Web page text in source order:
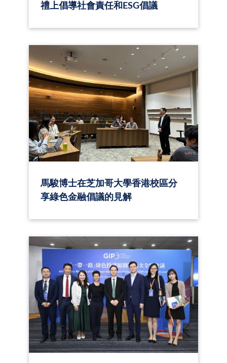
禮上倡導社會責任和ESG倡議
馬駿博士在芝加哥大學香港校區分
享綠色金融倡議的見解